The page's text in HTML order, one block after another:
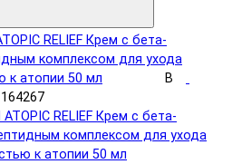
В
ATOPIC RELIEF Крем с бета-
комплексом для ухода
к атопии 50 мл